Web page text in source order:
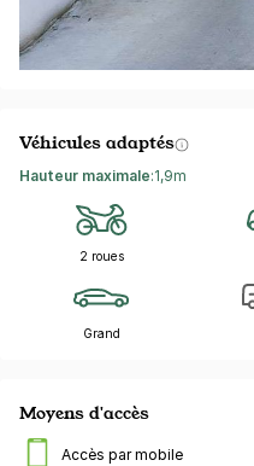
Véhicules adaptés
Hauteur maximale:1,9m
2 roues
Grand
Moyens d'accès
Accès par mobile